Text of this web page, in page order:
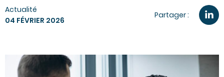
Actualité
04 FÉVRIER 2026
Partager :